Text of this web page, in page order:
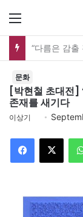
메뉴
문화
[박현철 초대전]
존재를 새기다
이상기
Facebook
X